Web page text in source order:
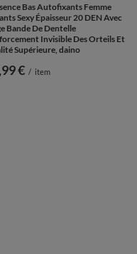
Bas Autofixants Femme
Sexy Épaisseur 20 DEN Avec
Bande De Dentelle
Invisible Des Orteils Et
Supérieure, daino
€ / item